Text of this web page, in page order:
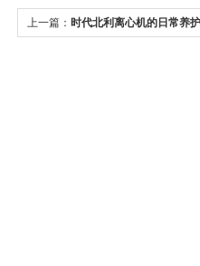
上一篇： 时代北利离心机的日常养护